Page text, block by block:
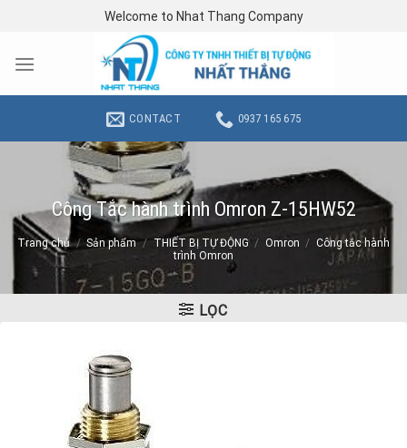
content
Welcome to Nhat Thang Company
CONTACT 0937 165 675
Công Tắc hành trình Omron Z-15HW52
Trang chủ / Sản phẩm / THIẾT BỊ TỰ ĐỘNG / Omron / Công tắc hành
trình Omron
LỌC